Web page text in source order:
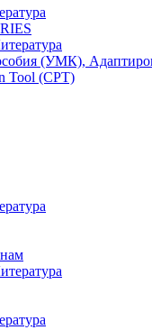
(УМК),
Tool (CPT)